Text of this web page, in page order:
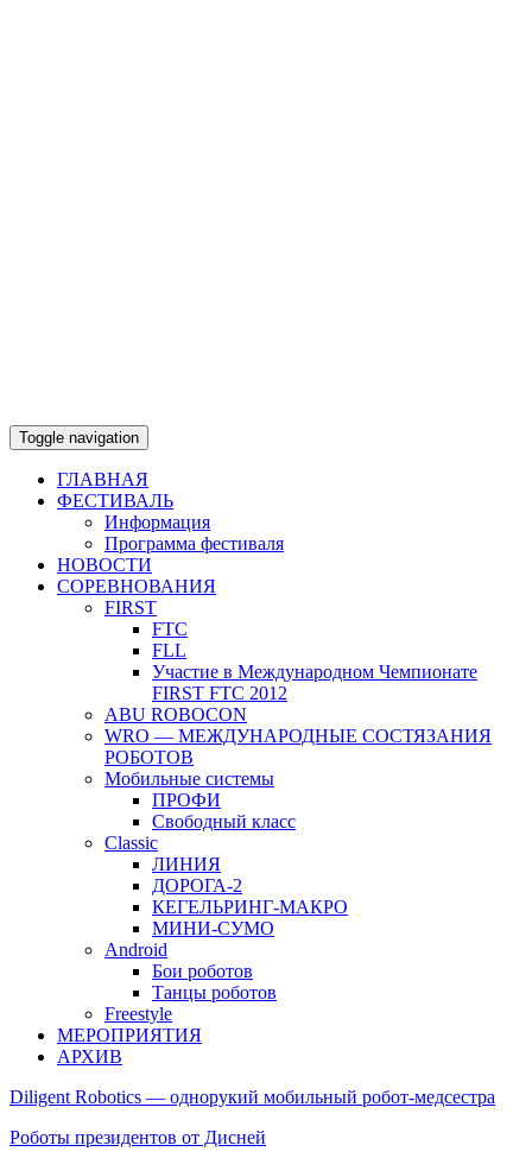
Toggle navigation
ГЛАВНАЯ
ФЕСТИВАЛЬ
Информация
Программа фестиваля
НОВОСТИ
СОРЕВНОВАНИЯ
FIRST
FTC
FLL
Участие в Международном Чемпионате
FIRST FTC 2012
ABU ROBOCON
WRO — МЕЖДУНАРОДНЫЕ СОСТЯЗАНИЯ
РОБОТОВ
Мобильные системы
ПРОФИ
Свободный класс
Classic
ЛИНИЯ
ДОРОГА-2
КЕГЕЛЬРИНГ-МАКРО
МИНИ-СУМО
Android
Бои роботов
Танцы роботов
Freestyle
МЕРОПРИЯТИЯ
АРХИВ
Diligent Robotics — однорукий мобильный робот-медсестра
Роботы президентов от Дисней